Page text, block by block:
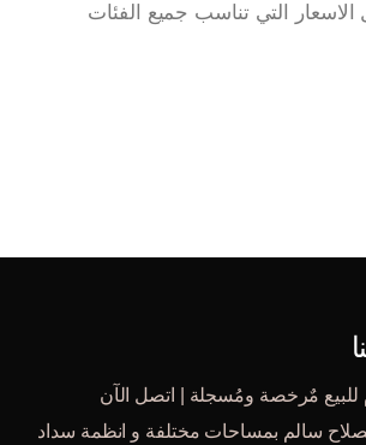
الاسعار التي تناسب جميع الفئات
للبيع مٌرخصة ومُسجلة | اتصل الآن
سالم بمساحات مختلفة و انظمة سداد